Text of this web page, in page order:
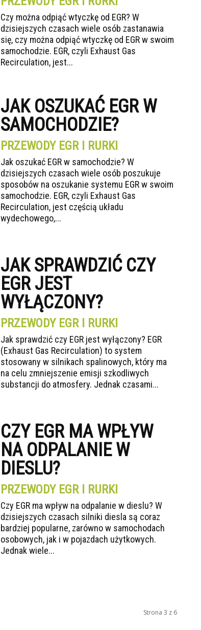
Czy można odpiąć wtyczkę od EGR? W
dzisiejszych czasach wiele osób zastanawia
się, czy można odpiąć wtyczkę od EGR w swoim
samochodzie. EGR, czyli Exhaust Gas
Recirculation, jest...
JAK OSZUKAĆ EGR W
SAMOCHODZIE?
PRZEWODY EGR I RURKI
Jak oszukać EGR w samochodzie? W
dzisiejszych czasach wiele osób poszukuje
sposobów na oszukanie systemu EGR w swoim
samochodzie. EGR, czyli Exhaust Gas
Recirculation, jest częścią układu
wydechowego,...
JAK SPRAWDZIĆ CZY
EGR JEST
WYŁĄCZONY?
PRZEWODY EGR I RURKI
Jak sprawdzić czy EGR jest wyłączony? EGR
(Exhaust Gas Recirculation) to system
stosowany w silnikach spalinowych, który ma
na celu zmniejszenie emisji szkodliwych
substancji do atmosfery. Jednak czasami...
CZY EGR MA WPŁYW
NA ODPALANIE W
DIESLU?
PRZEWODY EGR I RURKI
Czy EGR ma wpływ na odpalanie w dieslu? W
dzisiejszych czasach silniki diesla są coraz
bardziej popularne, zarówno w samochodach
osobowych, jak i w pojazdach użytkowych.
Jednak wiele...
Strona 3 z 6